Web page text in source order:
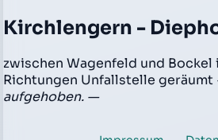
Kirchlengern -
zwischen Wagenfeld und Bockel
Richtungen Unfallstelle geräumt
aufgehoben. —